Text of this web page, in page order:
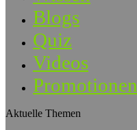
Blogs
Quiz
Videos
Promotionen
Aktuelle Themen